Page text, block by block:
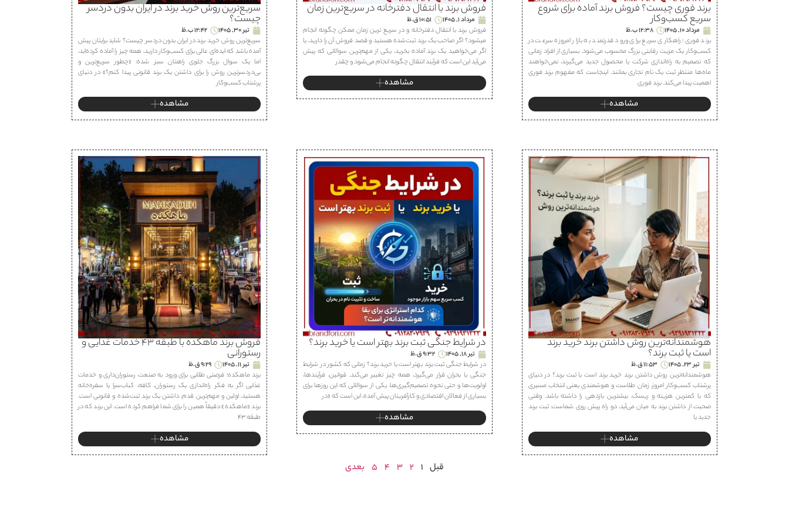
برند فوری چیست؟ فروش برند آماده برای شروع
سریع کسب‌وکار
مرداد 10, 1405
12:38 ب.ظ
برند فوری؛ راهکاری سریع برای ورود قدرتمند به بازار امروزه سرعت در
کسب‌وکار یک مزیت رقابتی بزرگ محسوب می‌شود. بسیاری از افراد زمانی
که تصمیم به راه‌اندازی شرکت یا محصول جدید می‌گیرند، نمی‌خواهند
ماه‌ها منتظر ثبت یک نام تجاری بمانند. اینجاست که مفهوم برند فوری
اهمیت پیدا می‌کند. برند فوری
مشاهده
فروش برند با انتقال دفترخانه در سریع‌ترین زمان
مرداد 1, 1405
10:51 ق.ظ
فروش برند با انتقال دفترخانه و در سریع ترین زمان ممکن چگونه انجام
میشود؟ اگر صاحب یک برند ثبت‌شده هستید و قصد فروش آن را دارید، یا
اگر می‌خواهید یک برند آماده بخرید، یکی از مهم‌ترین سوالاتی که پیش
می‌آید این است که فرآیند انتقال چگونه انجام می‌شود و چقدر
مشاهده
سریع‌ترین روش خرید برند در ایران بدون دردسر
چیست؟
تیر 30, 1405
12:42 ب.ظ
سریع‌ترین روش خرید برند در ایران بدون دردسر چیست؟ شاید برایتان پیش
آمده باشد که ایده‌ای عالی برای کسب‌وکار دارید، همه چیز را آماده کرده‌اید،
اما یک سوال بزرگ جلوی راهتان سبز شده: «چطور سریع‌ترین و
بی‌دردسرترین روش را برای داشتن یک برند قانونی پیدا کنم؟» در دنیای
پرشتاب کسب‌وکار
مشاهده
هوشمندانه‌ترین روش داشتن برند خرید برند
است یا ثبت برند؟
تیر 23, 1405
11:53 ق.ظ
هوشمندانه‌ترین روش داشتن برند خرید برند است یا ثبت برند؟ در دنیای
پرشتاب کسب‌وکار امروز، زمان طلاست و هوشمندی یعنی انتخاب مسیری
که با کمترین هزینه و ریسک، بیشترین بازدهی را داشته باشد. وقتی
صحبت از داشتن برند به میان می‌آید، دو راه پیش روی شماست: ثبت برند
جدید یا
مشاهده
در شرایط جنگی ثبت برند بهتر است یا خرید برند؟
تیر 18, 1405
9:32 ق.ظ
در شرایط جنگی ثبت برند بهتر است یا خرید برند؟ زمانی که کشور در شرایط
جنگی یا بحران قرار می‌گیرد، همه چیز تغییر می‌کند. قوانین، فرآیندها،
اولویت‌ها و حتی نحوه تصمیم‌گیری‌ها. یکی از سوالاتی که این روزها برای
بسیاری از فعالان اقتصادی و کارآفرینان پیش آمده، این است که «در
مشاهده
فروش برند ماهكده با طبقه ۴۳ خدمات غذایی و
رستورانی
تیر 11, 1405
9:29 ق.ظ
برند ماهكده؛ فرصتی طلایی برای ورود به صنعت رستوران‌داری و خدمات
غذایی اگر به فکر راه‌اندازی یک رستوران، كافه، كباب‌سرا یا سفره‌خانه
هستید، اولین و مهم‌ترین قدم، داشتن یک برند ثبت‌شده و قانونی است.
برند «ماهكده» دقیقاً همین را برای شما فراهم کرده است. این برند که در
طبقه ۴۳
مشاهده
قبل 1
2
3
4
5 بعدی